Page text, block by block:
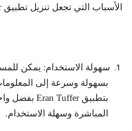
الأسباب التي تجعل تنزيل تطبيق
1.
سهولة الاستخدام: يمكن
بسهولة وسرعة إلى
بتطبيقEran Tufferبفضل
المباشرة وسهلة الاستخدام.